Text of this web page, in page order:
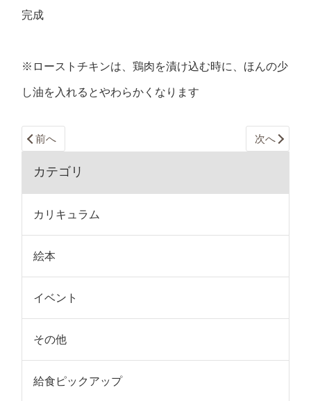
完成
※ローストチキンは、鶏肉を漬け込む時に、ほんの少
し油を入れるとやわらかくなります
前へ 次へ
カテゴリ
カリキュラム
絵本
イベント
その他
給食ピックアップ